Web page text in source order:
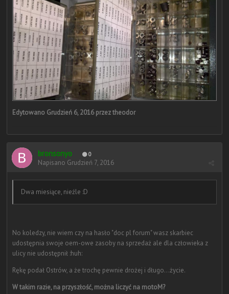
Edytowano Grudzień 6, 2016przez theodor
bronsonyo 0
Napisano Grudzień 7, 2016
Dwa miesiące, nieźle :D
No koledzy, nie wiem czy na hasło "doc pl forum" wasz skarbiec
udostępnia swoje oem-owe zasoby na sprzedaż ale dla człowieka z
ulicy nie udostępnił :huh:
Rękę podał Ostrów, a że trochę pewnie drożej i długo...życie.
W takim razie, na przyszłość, można liczyć na motoM?